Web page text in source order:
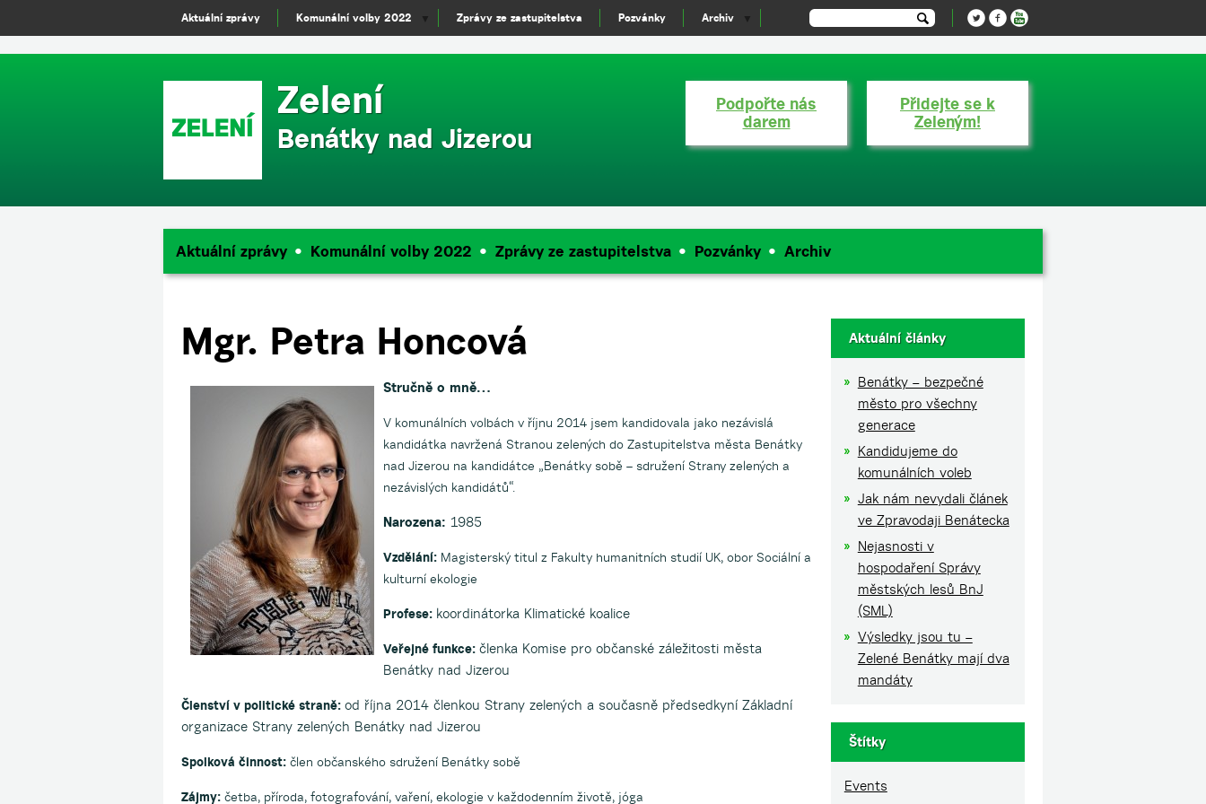
Zelení
Benátky nad Jizerou
Přidejte se k
Zeleným!
Podpořte nás
darem
Aktuální zprávy Komunální volby 2022 Zprávy ze zastupitelstva Pozvánky Archiv
Mgr. Petra Honcová
Stručně o mně…
V komunálních volbách v říjnu 2014 jsem kandidovala jako nezávislá
kandidátka navržená Stranou zelených do Zastupitelstva města Benátky
nad Jizerou na kandidátce „Benátky sobě – sdružení Strany zelených a
nezávislých kandidátů“.
Narozena: 1985
Vzdělání: Magisterský titul z Fakulty humanitních studií UK, obor Sociální a
kulturní ekologie
Profese: koordinátorka Klimatické koalice
Veřejné funkce: členka Komise pro občanské záležitosti města
Benátky nad Jizerou
Členství v politické straně: od října 2014 členkou Strany zelených a současně předsedkyní Základní
organizace Strany zelených Benátky nad Jizerou
Spolková činnost: člen občanského sdružení Benátky sobě
Zájmy: četba, příroda, fotografování, vaření, ekologie v každodenním životě, jóga
Aktuální články
Benátky – bezpečné
město pro všechny
generace
Kandidujeme do
komunálních voleb
Jak nám nevydali článek
ve Zpravodaji Benátecka
Nejasnosti v
hospodaření Správy
městských lesů BnJ
(SML)
Výsledky jsou tu –
Zelené Benátky mají dva
mandáty
Štítky
Events
Aktuální zprávy Komunální volby 2022 ▼ Zprávy ze zastupitelstva Pozvánky Archiv ▼